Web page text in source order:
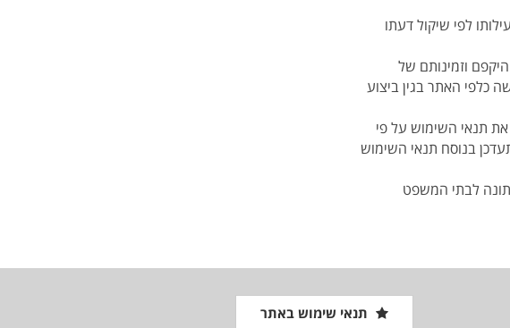
לפי שיקול דעתו
וזמינותם של
האתר בגין ביצוע
תנאי השימוש על פי
בנוסח תנאי השימוש
לבתי המשפט
תנאי שימוש באתר